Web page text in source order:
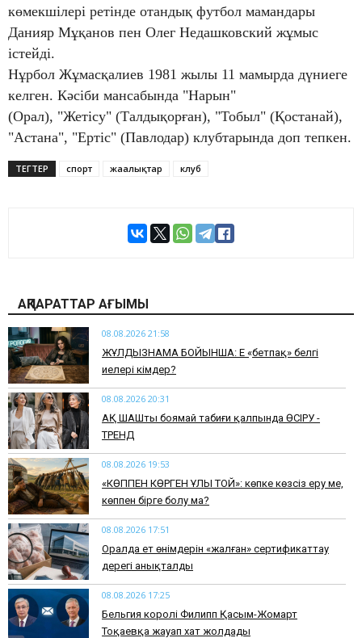
көмекшілері ретінде отандық футбол мамандары
Данияр Мұқанов пен Олег Недашковский жұмыс
істейді.
Нұрбол Жұмасқалиев 1981 жылы 11 мамырда дүниеге
келген. Кәсіби мансабында "Нарын"
(Орал), "Жетісу" (Талдықорған), "Тобыл" (Қостанай),
"Астана", "Ертіс" (Павлодар) клубтарында доп тепкен.
ТЕГТЕР спорт жаңалықтар клуб
АҚПАРАТТАР АҒЫМЫ
08.08.2026 21:58
ЖҰЛДЫЗНАМА БОЙЫНША: Ең «бетпақ» белгі
иелері кімдер?
08.08.2026 20:31
АҚ ШАШты боямай табиғи қалпында ӨСІРУ -
ТРЕНД
08.08.2026 19:53
​«КӨППЕН КӨРГЕН ҰЛЫ ТОЙ»: көпке көзсіз еру ме,
көппен бірге болу ма?
08.08.2026 17:51
Оралда ет өнімдерін «жалған» сертификаттау
дерегі анықталды
08.08.2026 17:25
Бельгия королі Филипп Қасым-Жомарт
Тоқаевқа жауап хат жолдады